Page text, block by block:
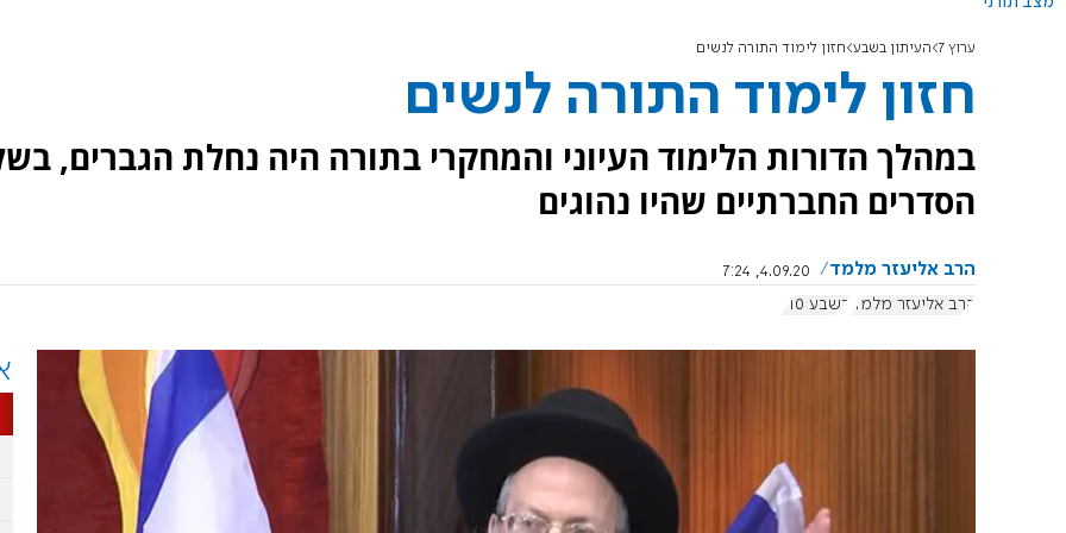
ערוץ 7 העיתון בשבע חזון לימוד התורה לנשים
חזון לימוד התורה לנשים
במהלך הדורות הלימוד העיוני והמחקרי בתורה היה נחלת הגברים,
הסדרים החברתיים שהיו נהוגים
הרב אליעזר מלמד
4.09.20, 7:24
הרב אליעזר מלמד בשבע 910